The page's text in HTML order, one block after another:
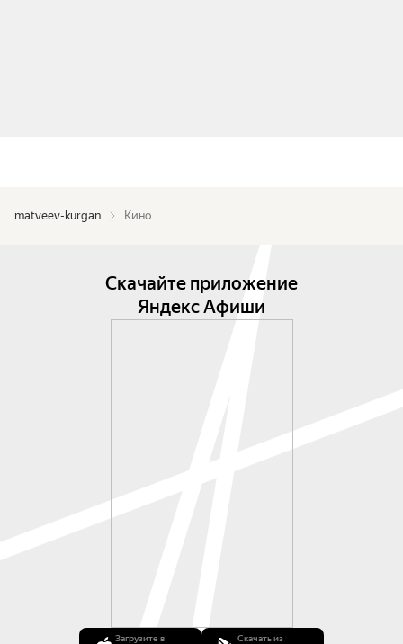
matveev-kurgan Кино
Скачайте приложение
Яндекс Афиши
Загрузите в Скачать из